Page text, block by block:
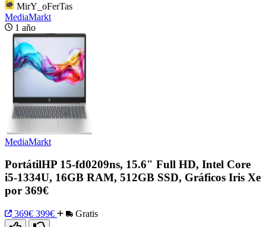
MirY_oFerTas
MediaMarkt
1 año
MediaMarkt
PortátilHP 15-fd0209ns, 15.6" Full HD, Intel Core
i5-1334U, 16GB RAM, 512GB SSD, Gráficos Iris Xe
por 369€
369€ 399€ Gratis